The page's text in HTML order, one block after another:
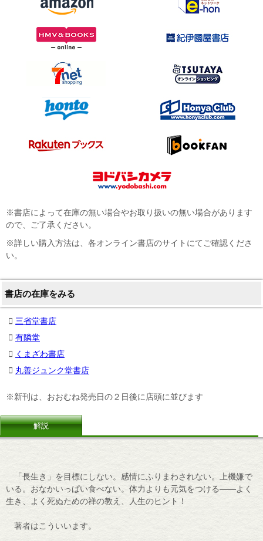
※書店によって在庫の無い場合やお取り扱いの無い場合があります
ので、ご了承ください。
※詳しい購入方法は、各オンライン書店のサイトにてご確認くださ
い。
書店の在庫をみる
三省堂書店
有隣堂
くまざわ書店
丸善ジュンク堂書店
※新刊は、おおむね発売日の２日後に店頭に並びます
解説
「長生き」を目標にしない。感情にふりまわされない。上機嫌で
いる。おなかいっぱい食べない。体力よりも元気をつける――よく
生き、よく死ぬための禅の教え、人生のヒント！
著者はこういいます。